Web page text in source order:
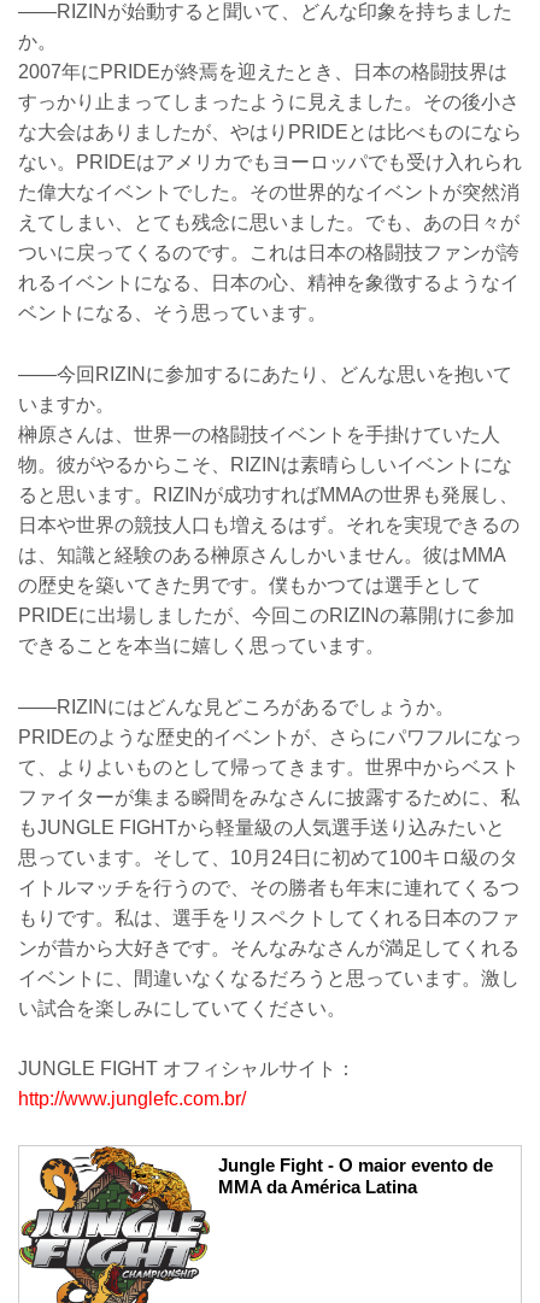
――RIZINが始動すると聞いて、どんな印象を持ちました
か。
2007年にPRIDEが終焉を迎えたとき、日本の格闘技界は
すっかり止まってしまったように見えました。その後小さ
な大会はありましたが、やはりPRIDEとは比べものになら
ない。PRIDEはアメリカでもヨーロッパでも受け入れられ
た偉大なイベントでした。その世界的なイベントが突然消
えてしまい、とても残念に思いました。でも、あの日々が
ついに戻ってくるのです。これは日本の格闘技ファンが誇
れるイベントになる、日本の心、精神を象徴するようなイ
ベントになる、そう思っています。
――今回RIZINに参加するにあたり、どんな思いを抱いて
いますか。
榊原さんは、世界一の格闘技イベントを手掛けていた人
物。彼がやるからこそ、RIZINは素晴らしいイベントにな
ると思います。RIZINが成功すればMMAの世界も発展し、
日本や世界の競技人口も増えるはず。それを実現できるの
は、知識と経験のある榊原さんしかいません。彼はMMA
の歴史を築いてきた男です。僕もかつては選手として
PRIDEに出場しましたが、今回このRIZINの幕開けに参加
できることを本当に嬉しく思っています。
――RIZINにはどんな見どころがあるでしょうか。
PRIDEのような歴史的イベントが、さらにパワフルになっ
て、よりよいものとして帰ってきます。世界中からベスト
ファイターが集まる瞬間をみなさんに披露するために、私
もJUNGLE FIGHTから軽量級の人気選手送り込みたいと
思っています。そして、10月24日に初めて100キロ級のタ
イトルマッチを行うので、その勝者も年末に連れてくるつ
もりです。私は、選手をリスペクトしてくれる日本のファ
ンが昔から大好きです。そんなみなさんが満足してくれる
イベントに、間違いなくなるだろうと思っています。激し
い試合を楽しみにしていてください。
JUNGLE FIGHT オフィシャルサイト：
http://www.junglefc.com.br/
Jungle Fight - O maior evento de
MMA da América Latina